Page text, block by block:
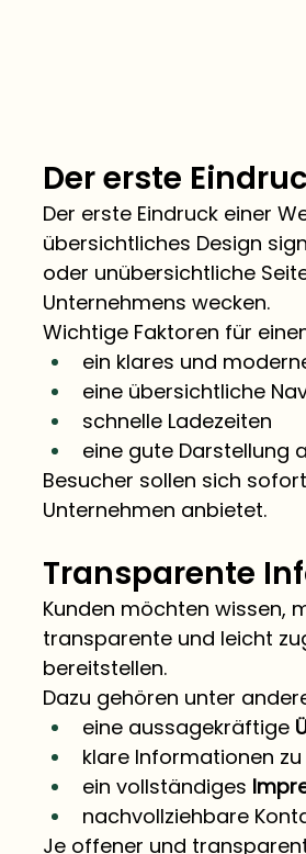
Der erste
Der erste Eindruck einer
übersichtliches Design
oder unübersichtliche
Unternehmens wecken.
Wichtige Faktoren für
ein klares und
eine übersichtliche
schnelle Ladezeiten
eine gute Darstellung
Besucher sollen sich
Unternehmen anbietet.
Transparente
Kunden möchten wissen,
transparente und leicht
bereitstellen.
Dazu gehören unter
eine aussagekräftige
klare Informationen
ein vollständiges
nachvollziehbare
Je offener und